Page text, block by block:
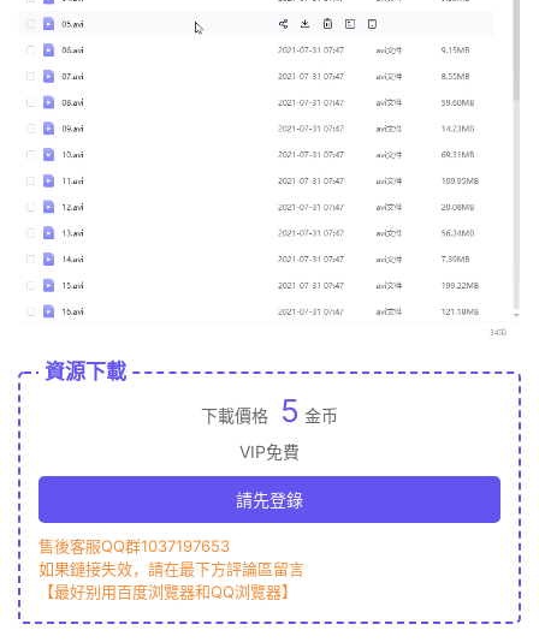
資源下載
下載價格 5 金币
VIP免費
請先登錄
售後客服QQ群1037197653
如果鏈接失效，請在最下方評論區留言
【最好别用百度浏覽器和QQ浏覽器】